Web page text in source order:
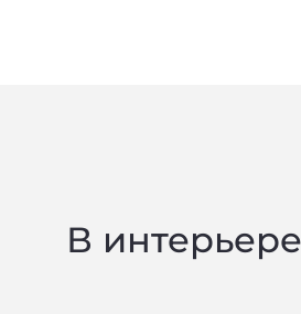
В интерьере